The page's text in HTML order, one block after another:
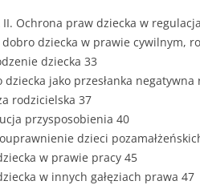
MARKETING POLITYCZNY
NIERUCHOMOŚCI
PEDAGOGIKA
POLITOLOGIA
PRAWO
II. Ochrona praw dziecka w
dobro dziecka w prawie cywilnym,
dziecka 33
dziecka jako przesłanka negatywna
rodzicielska 37
przysposobienia 40
dzieci
w prawie pracy 45
w innych gałęziach prawa 47